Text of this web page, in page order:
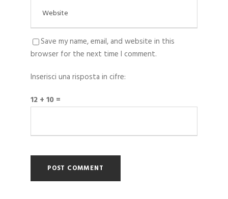
Save my name, email, and website in this
browser for the next time I comment.
Inserisci una risposta in cifre:
12 + 10 =